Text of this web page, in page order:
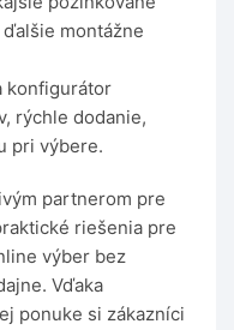
montážne
konfigurátor
rýchle dodanie,
pri výbere.
partnerom pre
riešenia pre
výber bez
Vďaka
ponuke si zákazníci